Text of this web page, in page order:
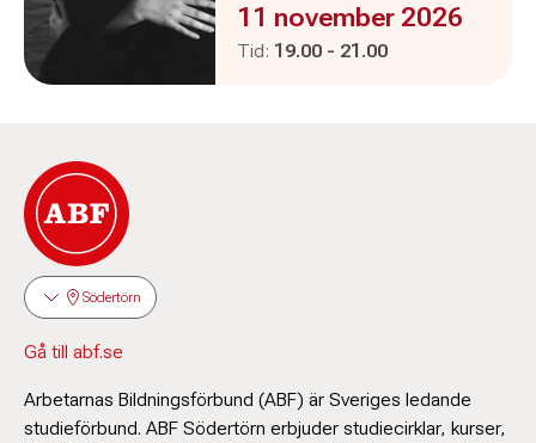
Evenemanget är :
11 november 2026
Tid: Pågår mellan
19.00 - och
21.00
Södertörn
Gå till abf.se
Arbetarnas Bildningsförbund (ABF) är Sveriges ledande
studieförbund. ABF Södertörn erbjuder studiecirklar, kurser,